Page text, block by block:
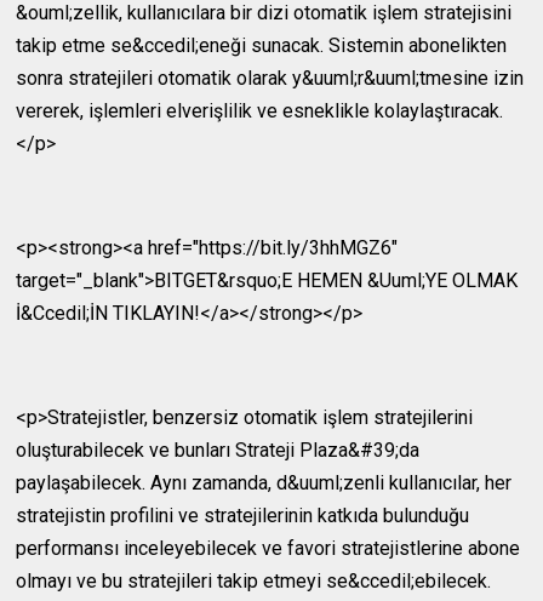
&ouml;zellik, kullanıcılara bir dizi otomatik işlem stratejisini
takip etme se&ccedil;eneği sunacak. Sistemin abonelikten
sonra stratejileri otomatik olarak y&uuml;r&uuml;tmesine izin
vererek, işlemleri elverişlilik ve esneklikle kolaylaştıracak.
</p>
<p><strong><a href="https://bit.ly/3hhMGZ6"
target="_blank">BITGET&rsquo;E HEMEN &Uuml;YE OLMAK
İ&Ccedil;İN TIKLAYIN!</a></strong></p>
<p>Stratejistler, benzersiz otomatik işlem stratejilerini
oluşturabilecek ve bunları Strateji Plaza&#39;da
paylaşabilecek. Aynı zamanda, d&uuml;zenli kullanıcılar, her
stratejistin profilini ve stratejilerinin katkıda bulunduğu
performansı inceleyebilecek ve favori stratejistlerine abone
olmayı ve bu stratejileri takip etmeyi se&ccedil;ebilecek.